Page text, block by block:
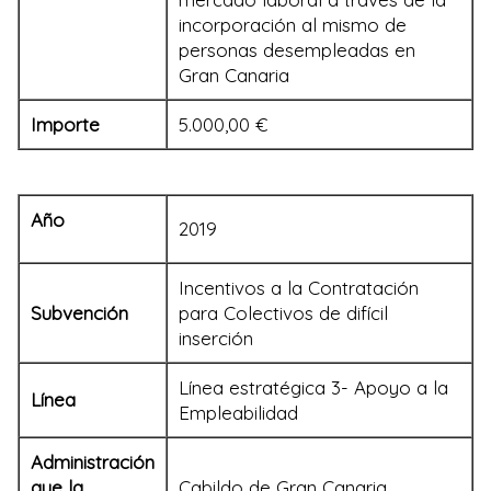
incorporación al mismo de
personas desempleadas en
Gran Canaria
Importe 5.000,00 €
Año 2019
Subvención
Incentivos a la Contratación
para Colectivos de difícil
inserción
Línea
Línea estratégica 3- Apoyo a la
Empleabilidad
Administración